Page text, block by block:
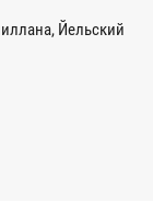
Йельский